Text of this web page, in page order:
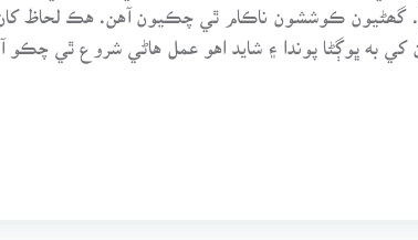
گھڻيون ڪوششون ناڪام ٿي چڪيون آهن. هڪ لحاظ
کي به ڀوڳڻا پوندا ۽ شايد اهو عمل هاڻي شروع ٿي چڪو